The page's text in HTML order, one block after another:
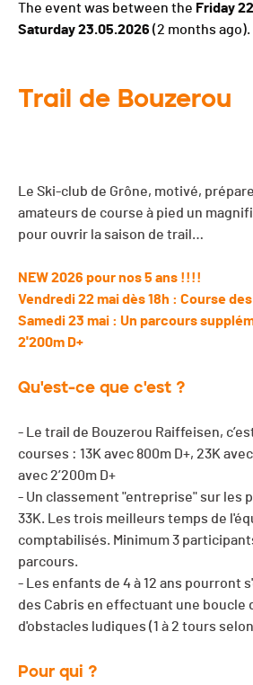
The event was between the Friday
Saturday 23.05.2026 (2 months ago).
Trail de Bouzerou
Le Ski-club de Grône, motivé,
amateurs de course à pied un
pour ouvrir la saison de trail…
NEW 2026 pour nos 5 ans !!!!
Vendredi 22 mai dès 18h : Course
Samedi 23 mai : Un parcours
2'200m D+
Qu'est-ce que c'est ?
- Le trail de Bouzerou Raiffeisen,
courses : 13K avec 800m D+, 23K avec
avec 2’200m D+
- Un classement "entreprise" sur les
33K. Les trois meilleurs temps de
comptabilisés. Minimum 3
parcours.
- Les enfants de 4 à 12 ans pourront
des Cabris en effectuant une boucle
d'obstacles ludiques (1 à 2 tours
Pour qui ?